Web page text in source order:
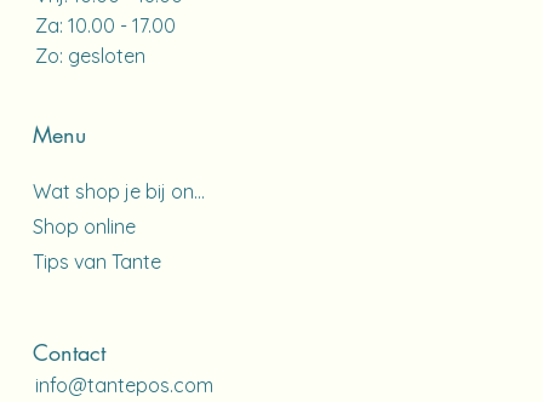
Za: 10.00 - 17.00
Zo: gesloten
Menu
Wat shop je bij ons?
Shop online
Tips van Tante
Contact
info@tantepos.com